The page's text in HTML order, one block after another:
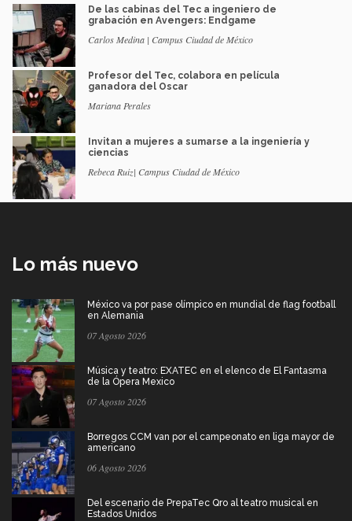
De las cabinas del Tec a ingeniero de
grabación en Avengers: Endgame
Carlos Medina | Campus Ciudad de México
Profesor del Tec, colabora en película
ganadora del Oscar
Mariana Perales
Invitan a mujeres a sumarse a la ingeniería y
ciencias
Rebeca Ruiz| Campus Ciudad de México
Lo más nuevo
México va por pase olímpico en mundial de flag football
en Alemania
07 Agosto 2026
Música y teatro: EXATEC en el elenco de El Fantasma
de la Ópera Mexico
07 Agosto 2026
Borregos CCM van por el campeonato en liga mayor de
americano
06 Agosto 2026
Del escenario de PrepaTec Qro al teatro musical en
Estados Unidos